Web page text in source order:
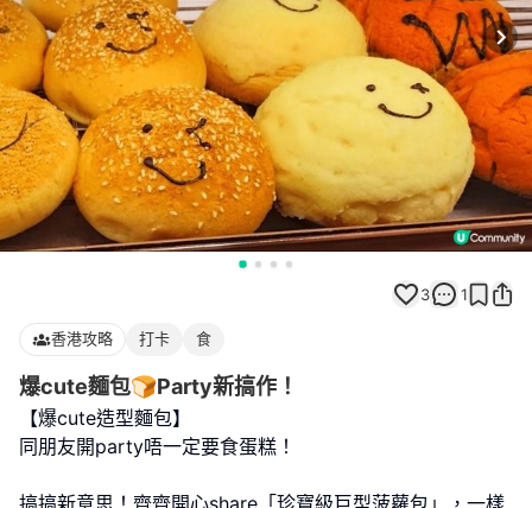
3 1
香港攻略 打卡 食
爆cute麵包🍞Party新搞作！
【爆cute造型麵包】
同朋友開party唔一定要食蛋糕！
搞搞新意思！齊齊開心share「珍寶級巨型菠蘿包」，一樣